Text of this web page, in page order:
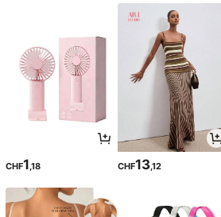
CHF1 ,18 CHF13,12